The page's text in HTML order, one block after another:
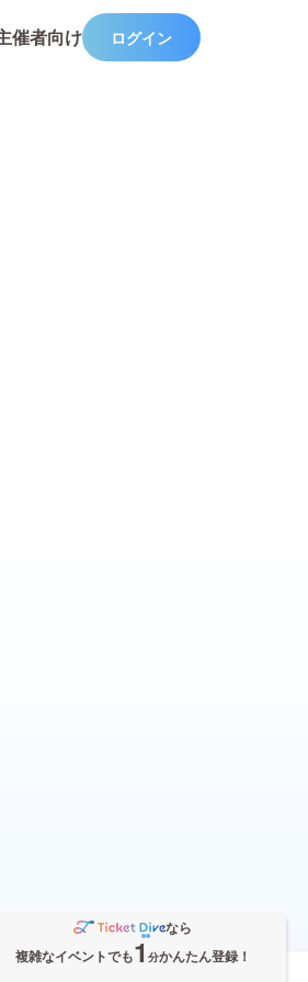
催者向け ログイン
なら
複雑なイベントでも1 分かんたん登録！